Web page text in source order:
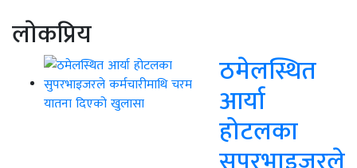
लाेकप्रिय
ठमेलस्थित
आर्या
होटलका
सुपरभाइजरले